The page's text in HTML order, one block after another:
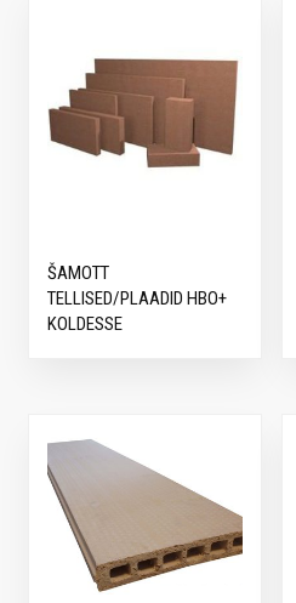
ŠAMOTT
TELLISED/PLAADID HBO+
KOLDESSE